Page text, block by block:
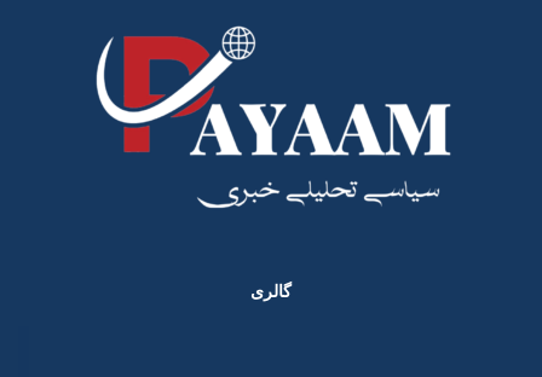
گالری